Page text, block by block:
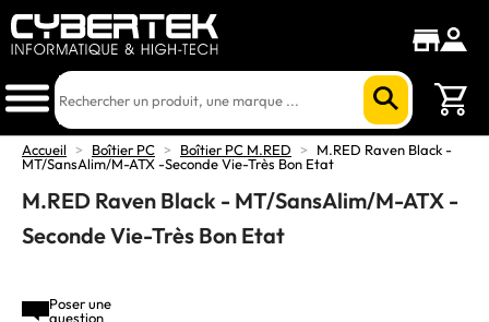
Accueil > Boîtier PC > Boîtier PC M.RED >
M.RED Raven Black -
MT/SansAlim/M-ATX -Seconde Vie-Très Bon Etat
M.RED Raven Black - MT/SansAlim/M-ATX -
Seconde Vie-Très Bon Etat
Poser une
question